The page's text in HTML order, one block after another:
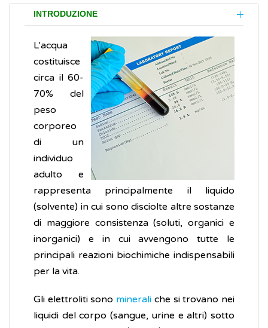
INTRODUZIONE
L'acqua
costituisce
circa il 60-
70% del
peso
corporeo
di un
individuo
adulto e
rappresenta principalmente il liquido
(solvente) in cui sono disciolte altre sostanze
di maggiore consistenza (soluti, organici e
inorganici) e in cui avvengono tutte le
principali reazioni biochimiche indispensabili
per la vita.
Gli elettroliti sono minerali che si trovano nei
liquidi del corpo (sangue, urine e altri) sotto